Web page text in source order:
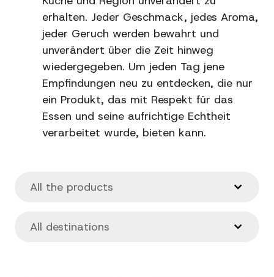
erhalten. Jeder Geschmack, jedes Aroma,
jeder Geruch werden bewahrt und
unverändert über die Zeit hinweg
wiedergegeben. Um jeden Tag jene
Empfindungen neu zu entdecken, die nur
ein Produkt, das mit Respekt für das
Essen und seine aufrichtige Echtheit
verarbeitet wurde, bieten kann.